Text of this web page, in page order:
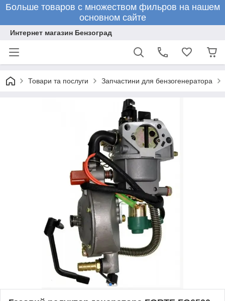
Больше товаров с множеством фильров на нашем
основном сайте
Интернет магазин Бензоград
Товари та послуги Запчастини для бензогенератора